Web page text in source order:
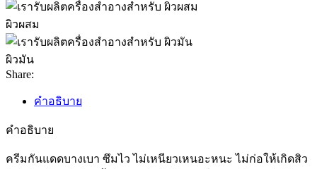
ผิวผสม
ผิวมัน
Share:
คำอธิบาย
คำอธิบาย
ครีมกันแดดบางเบา ซึมไว ไม่เหนียวเหนอะหนะ ไม่ก่อให้เกิดสิว